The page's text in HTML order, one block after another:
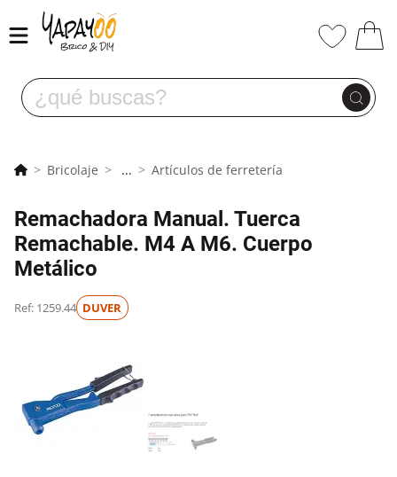
Bricolaje ... Artículos de ferretería
Remachadora Manual. Tuerca
Remachable. M4 A M6. Cuerpo
Metálico
Ref: 1259.44 DUVER